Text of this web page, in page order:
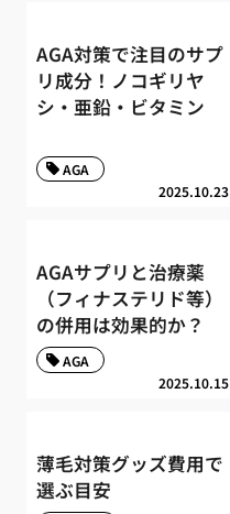
AGA対策で注目のサプ
リ成分！ノコギリヤ
シ・亜鉛・ビタミン
2025.10.23
AGA
AGAサプリと治療薬
（フィナステリド等）
の併用は効果的か？
2025.10.15
AGA
薄毛対策グッズ費用で
選ぶ目安